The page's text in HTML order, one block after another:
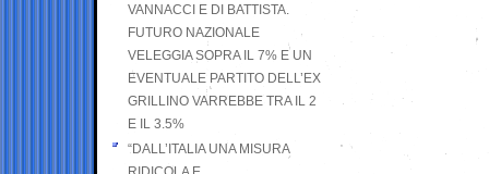
VANNACCI E DI BATTISTA.
FUTURO NAZIONALE
VELEGGIA SOPRA IL 7% E UN
EVENTUALE PARTITO DELL’EX
GRILLINO VARREBBE TRA IL 2
E IL 3.5%
“DALL’ITALIA UNA MISURA